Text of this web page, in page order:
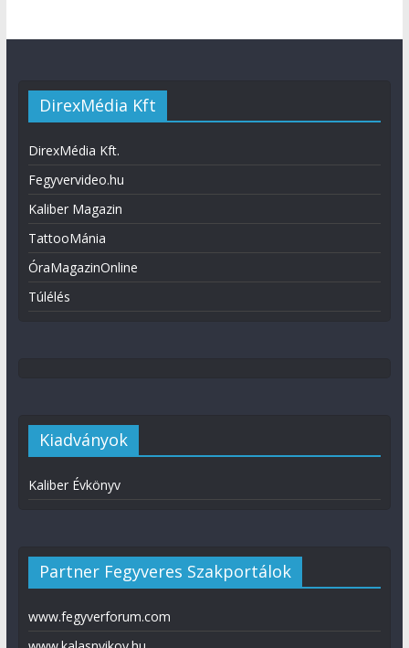
DirexMédia Kft
DirexMédia Kft.
Fegyvervideo.hu
Kaliber Magazin
TattooMánia
ÓraMagazinOnline
Túlélés
Kiadványok
Kaliber Évkönyv
Partner Fegyveres Szakportálok
www.fegyverforum.com